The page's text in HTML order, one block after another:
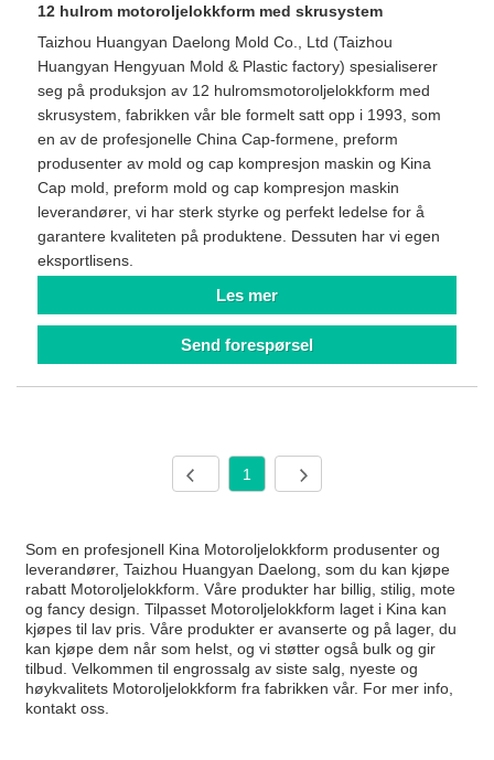
12 hulrom motoroljelokkform med skrusystem
Taizhou Huangyan Daelong Mold Co., Ltd (Taizhou
Huangyan Hengyuan Mold & Plastic factory) spesialiserer
seg på produksjon av 12 hulromsmotoroljelokkform med
skrusystem, fabrikken vår ble formelt satt opp i 1993, som
en av de profesjonelle China Cap-formene, preform
produsenter av mold og cap kompresjon maskin og Kina
Cap mold, preform mold og cap kompresjon maskin
leverandører, vi har sterk styrke og perfekt ledelse for å
garantere kvaliteten på produktene. Dessuten har vi egen
eksportlisens.
Les mer
Send forespørsel
1
Som en profesjonell Kina Motoroljelokkform produsenter og
leverandører, Taizhou Huangyan Daelong, som du kan kjøpe
rabatt Motoroljelokkform. Våre produkter har billig, stilig, mote
og fancy design. Tilpasset Motoroljelokkform laget i Kina kan
kjøpes til lav pris. Våre produkter er avanserte og på lager, du
kan kjøpe dem når som helst, og vi støtter også bulk og gir
tilbud. Velkommen til engrossalg av siste salg, nyeste og
høykvalitets Motoroljelokkform fra fabrikken vår. For mer info,
kontakt oss.